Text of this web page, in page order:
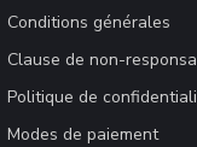
Conditions générales
Clause de non-
Politique de
Modes de paiement